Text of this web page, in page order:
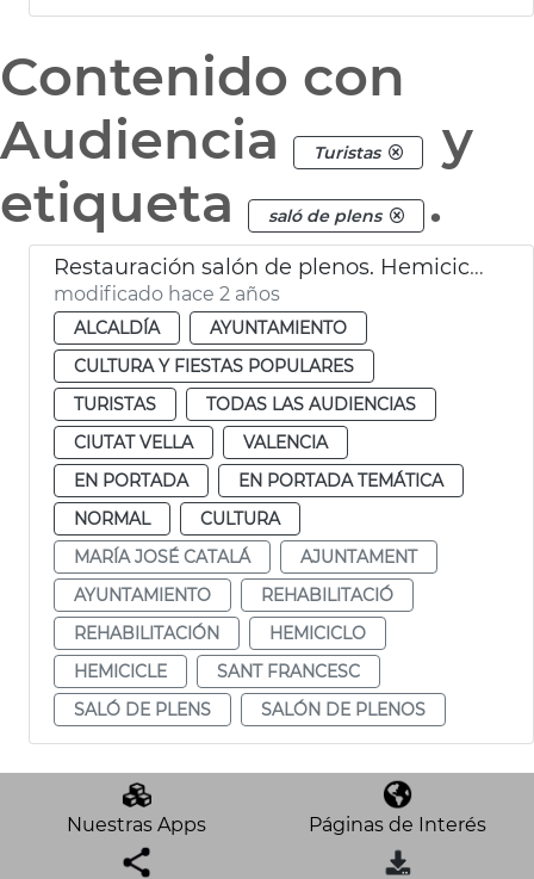
Contenido con
Audiencia
Turistas
y
etiqueta
saló de plens .
Restauración salón de plenos. Hemiciclo
modificado hace 2 años
ALCALDÍA
AYUNTAMIENTO
CULTURA Y FIESTAS POPULARES
TURISTAS
TODAS LAS AUDIENCIAS
CIUTAT VELLA
VALENCIA
EN PORTADA
EN PORTADA TEMÁTICA
NORMAL
CULTURA
MARÍA JOSÉ CATALÁ
AJUNTAMENT
AYUNTAMIENTO
REHABILITACIÓ
REHABILITACIÓN
HEMICICLO
HEMICICLE
SANT FRANCESC
SALÓ DE PLENS
SALÓN DE PLENOS
Nuestras Apps Páginas de Interés